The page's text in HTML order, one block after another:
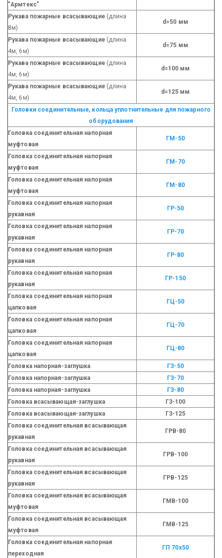
"Армтекс"
Рукава пожарные всасывающие (длина
8м)
d=50 мм
Рукава пожарные всасывающие(длина
4м, 6м)
d=75 мм
Рукава пожарные всасывающие(длина
4м, 6м)
d=100 мм
Рукава пожарные всасывающие(длина
4м, 6м)
d=125 мм
Головки соединительные, кольца уплотнительные для пожарного
оборудования
Головка соединительная напорная
муфтовая
ГМ-50
Головка соединительная напорная
муфтовая
ГМ-70
Головка соединительная напорная
муфтовая
ГМ-80
Головка соединительная напорная
рукавная
ГР-50
Головка соединительная напорная
рукавная
ГР-70
Головка соединительная напорная
рукавная
ГР-80
Головка соединительная напорная
рукавная
ГР-150
Головка соединительная напорная
цапковая
ГЦ-50
Головка соединительная напорная
цапковая
ГЦ-70
Головка соединительная напорная
цапковая
ГЦ-80
Головка напорная-заглушка
ГЗ-50
Головка напорная-заглушка
ГЗ-70
Головка напорная-заглушка
ГЗ-80
Головка всасывающая-заглушка
ГЗ-100
Головка всасывающая-заглушка
ГЗ-125
Головка соединительная всасывающая
рукавная
ГРВ-80
Головка соединительная всасывающая
рукавная
ГРВ-100
Головка соединительная всасывающая
рукавная
ГРВ-125
Головка соединительная всасывающая
муфтовая
ГМВ-100
Головка соединительная всасывающая
муфтовая
ГМВ-125
Головка соединительная напорная
переходная
ГП 70х50